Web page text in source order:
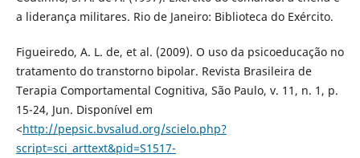
a liderança militares. Rio de Janeiro: Biblioteca do Exército.
Figueiredo, A. L. de, et al. (2009). O uso da psicoeducação no
tratamento do transtorno bipolar. Revista Brasileira de
Terapia Comportamental Cognitiva, São Paulo, v. 11, n. 1, p.
15-24, Jun. Disponível em
<http://pepsic.bvsalud.org/scielo.php?
script=sci_arttext&pid=S1517-